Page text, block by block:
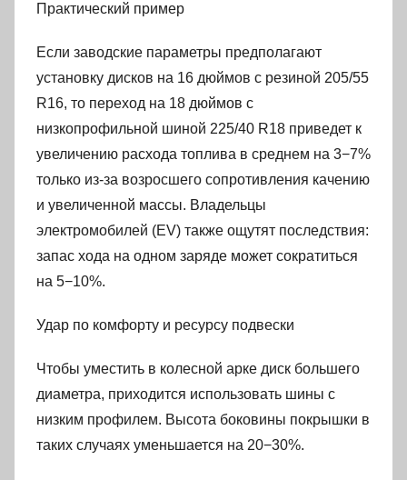
Практический пример
Если заводские параметры предполагают
установку дисков на 16 дюймов с резиной 205/55
R16, то переход на 18 дюймов с
низкопрофильной шиной 225/40 R18 приведет к
увеличению расхода топлива в среднем на 3−7%
только из-за возросшего сопротивления качению
и увеличенной массы. Владельцы
электромобилей (EV) также ощутят последствия:
запас хода на одном заряде может сократиться
на 5−10%.
Удар по комфорту и ресурсу подвески
Чтобы уместить в колесной арке диск большего
диаметра, приходится использовать шины с
низким профилем. Высота боковины покрышки в
таких случаях уменьшается на 20−30%.